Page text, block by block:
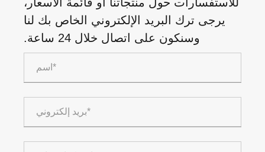
يرجى ترك البريد الإلكتروني الخاص بك لنا
وسنكون على اتصال خلال 24 ساعة.